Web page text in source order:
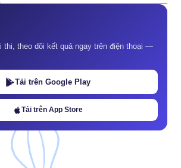
thi, theo dõi kết quả ngay trên điện thoại —
Tải trên Google Play
Tải trên App Store